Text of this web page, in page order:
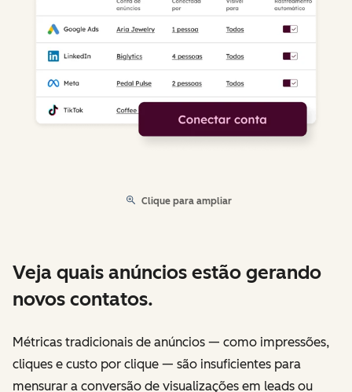
Clique para ampliar
Veja quais anúncios estão gerando
novos contatos.
Métricas tradicionais de anúncios — como impressões,
cliques e custo por clique — são insuficientes para
mensurar a conversão de visualizações em leads ou